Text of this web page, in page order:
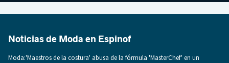
Noticias de Moda en Espinof
Moda:'Maestros de la costura' abusa de la fórmula 'MasterChef' en un